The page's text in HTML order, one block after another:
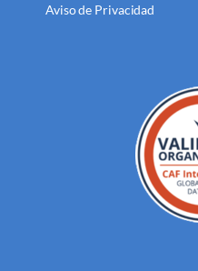
Aviso de Privacidad